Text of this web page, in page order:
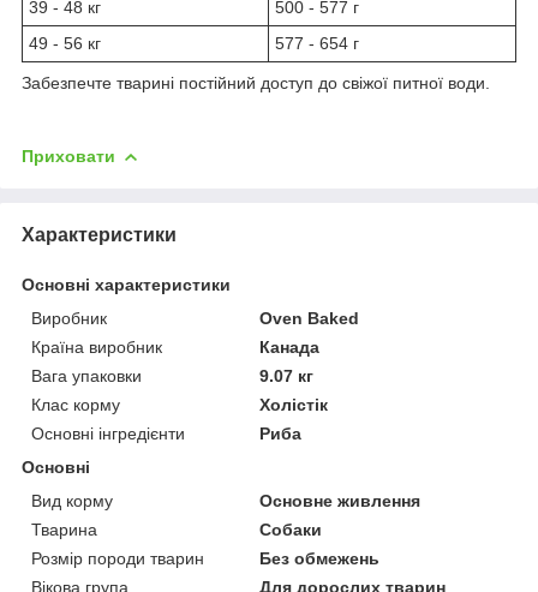
39 - 48 кг
500 - 577 г
49 - 56 кг
577 - 654 г
Забезпечте тварині постійний доступ до свіжої питної води.
Приховати
Характеристики
Основні характеристики
Виробник
Oven Baked
Країна виробник
Канада
Вага упаковки
9.07 кг
Клас корму
Холістік
Основні інгредієнти
Риба
Основні
Вид корму
Основне живлення
Тварина
Собаки
Розмір породи тварин
Без обмежень
Вікова група
Для дорослих тварин